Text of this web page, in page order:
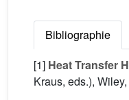
Bibliographie
[1] Heat Transfer
Kraus, eds.),